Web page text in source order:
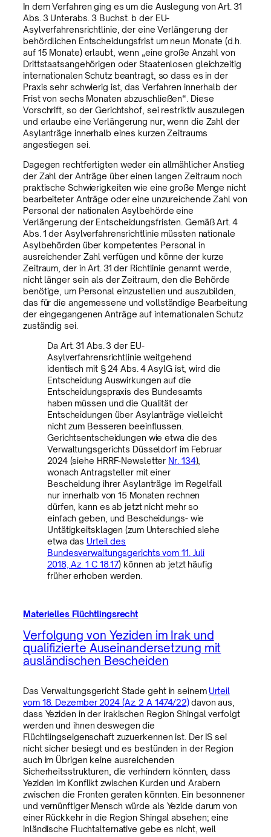
In dem Verfahren ging es um die Auslegung von Art. 31
Abs. 3 Unterabs. 3 Buchst. b der EU-
Asylverfahrensrichtlinie, der eine Verlängerung der
behördlichen Entscheidungsfrist um neun Monate (d.h.
auf 15 Monate) erlaubt, wenn „eine große Anzahl von
Drittstaatsangehörigen oder Staatenlosen gleichzeitig
internationalen Schutz beantragt, so dass es in der
Praxis sehr schwierig ist, das Verfahren innerhalb der
Frist von sechs Monaten abzuschließen“. Diese
Vorschrift, so der Gerichtshof, sei restriktiv auszulegen
und erlaube eine Verlängerung nur, wenn die Zahl der
Asylanträge innerhalb eines kurzen Zeitraums
angestiegen sei.
Dagegen rechtfertigten weder ein allmählicher Anstieg
der Zahl der Anträge über einen langen Zeitraum noch
praktische Schwierigkeiten wie eine große Menge nicht
bearbeiteter Anträge oder eine unzureichende Zahl von
Personal der nationalen Asylbehörde eine
Verlängerung der Entscheidungsfristen. Gemäß Art. 4
Abs. 1 der Asylverfahrensrichtlinie müssten nationale
Asylbehörden über kompetentes Personal in
ausreichender Zahl verfügen und könne der kurze
Zeitraum, der in Art. 31 der Richtlinie genannt werde,
nicht länger sein als der Zeitraum, den die Behörde
benötige, um Personal einzustellen und auszubilden,
das für die angemessene und vollständige Bearbeitung
der eingegangenen Anträge auf internationalen Schutz
zuständig sei.
Da Art. 31 Abs. 3 der EU-
Asylverfahrensrichtlinie weitgehend
identisch mit § 24 Abs. 4 AsylG ist, wird die
Entscheidung Auswirkungen auf die
Entscheidungspraxis des Bundesamts
haben müssen und die Qualität der
Entscheidungen über Asylanträge vielleicht
nicht zum Besseren beeinflussen.
Gerichtsentscheidungen wie etwa die des
Verwaltungsgerichts Düsseldorf im Februar
2024 (siehe HRRF-Newsletter Nr. 134),
wonach Antragsteller mit einer
Bescheidung ihrer Asylanträge im Regelfall
nur innerhalb von 15 Monaten rechnen
dürfen, kann es ab jetzt nicht mehr so
einfach geben, und Bescheidungs- wie
Untätigkeitsklagen (zum Unterschied siehe
etwa das Urteil des
Bundesverwaltungsgerichts vom 11. Juli
2018, Az. 1 C 18.17) können ab jetzt häufig
früher erhoben werden.
Materielles Flüchtlingsrecht
Verfolgung von Yeziden im Irak und
qualifizierte Auseinandersetzung mit
ausländischen Bescheiden
Das Verwaltungsgericht Stade geht in seinem Urteil
vom 18. Dezember 2024 (Az. 2 A 1474/22)davon aus,
dass Yeziden in der irakischen Region Shingal verfolgt
werden und ihnen deswegen die
Flüchtlingseigenschaft zuzuerkennen ist. Der IS sei
nicht sicher besiegt und es bestünden in der Region
auch im Übrigen keine ausreichenden
Sicherheitsstrukturen, die verhindern könnten, dass
Yeziden im Konflikt zwischen Kurden und Arabern
zwischen die Fronten geraten könnten. Ein besonnener
und vernünftiger Mensch würde als Yezide darum von
einer Rückkehr in die Region Shingal absehen; eine
inländische Fluchtalternative gebe es nicht, weil